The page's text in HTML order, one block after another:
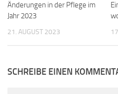
Änderungen in der Pflege im
Jahr 2023
21. AUGUST 2023
SCHREIBE EINEN